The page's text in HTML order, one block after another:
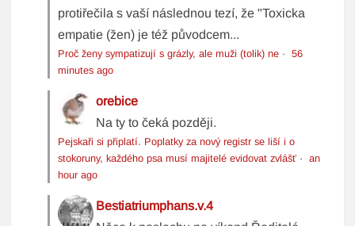
protiřečila s vaší následnou tezí, že "Toxicka
empatie (žen) je též původcem...
Proč ženy sympatizují s grázly, ale muži (tolik) ne ·56
minutes ago
orebice
Na ty to čeká později.
Pejskaři si připlatí. Poplatky za nový registr se liší i o
stokoruny, každého psa musí majitelé evidovat zvlášť ·an
hour ago
Bestiatriumphans.v.4